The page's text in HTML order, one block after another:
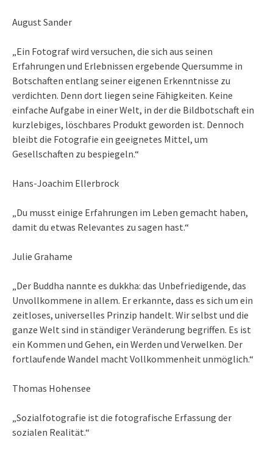
August Sander
„Ein Fotograf wird versuchen, die sich aus seinen
Erfahrungen und Erlebnissen ergebende Quersumme in
Botschaften entlang seiner eigenen Erkenntnisse zu
verdichten. Denn dort liegen seine Fähigkeiten. Keine
einfache Aufgabe in einer Welt, in der die Bildbotschaft ein
kurzlebiges, löschbares Produkt geworden ist. Dennoch
bleibt die Fotografie ein geeignetes Mittel, um
Gesellschaften zu bespiegeln.“
Hans-Joachim Ellerbrock
„Du musst einige Erfahrungen im Leben gemacht haben,
damit du etwas Relevantes zu sagen hast.“
Julie Grahame
„Der Buddha nannte es dukkha: das Unbefriedigende, das
Unvollkommene in allem. Er erkannte, dass es sich um ein
zeitloses, universelles Prinzip handelt. Wir selbst und die
ganze Welt sind in ständiger Veränderung begriffen. Es ist
ein Kommen und Gehen, ein Werden und Verwelken. Der
fortlaufende Wandel macht Vollkommenheit unmöglich.“
Thomas Hohensee
„Sozialfotografie ist die fotografische Erfassung der
sozialen Realität.“